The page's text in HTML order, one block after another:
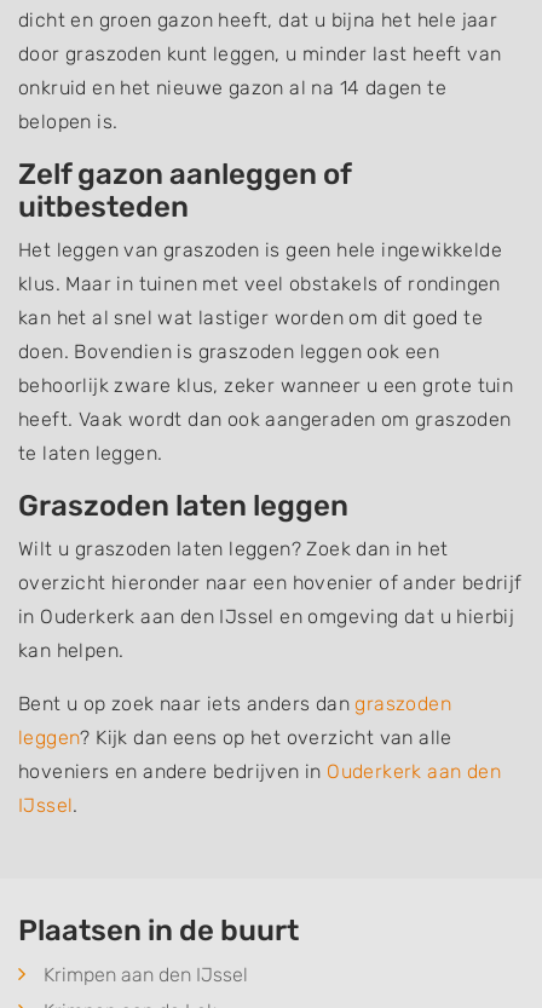
dicht en groen gazon heeft, dat u bijna het hele jaar
door graszoden kunt leggen, u minder last heeft van
onkruid en het nieuwe gazon al na 14 dagen te
belopen is.
Zelf gazon aanleggen of
uitbesteden
Het leggen van graszoden is geen hele ingewikkelde
klus. Maar in tuinen met veel obstakels of rondingen
kan het al snel wat lastiger worden om dit goed te
doen. Bovendien is graszoden leggen ook een
behoorlijk zware klus, zeker wanneer u een grote tuin
heeft. Vaak wordt dan ook aangeraden om graszoden
te laten leggen.
Graszoden laten leggen
Wilt u graszoden laten leggen? Zoek dan in het
overzicht hieronder naar een hovenier of ander bedrijf
in Ouderkerk aan den IJssel en omgeving dat u hierbij
kan helpen.
Bent u op zoek naar iets anders dangraszoden
leggen? Kijk dan eens op het overzicht van alle
hoveniers en andere bedrijven in Ouderkerk aan den
IJssel.
Plaatsen in de buurt
Krimpen aan den IJssel